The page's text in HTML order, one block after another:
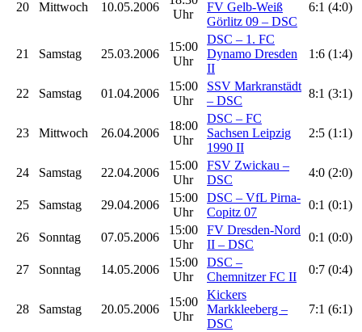
20 Mittwoch 10.05.2006
Uhr
FV Gelb-Weiß
Görlitz 09 – DSC
6:1 (4:0)
21 Samstag 25.03.2006
15:00
Uhr
DSC – 1. FC
Dynamo Dresden
II
1:6 (1:4)
22 Samstag 01.04.2006
15:00
Uhr
SSV Markranstädt
– DSC
8:1 (3:1)
23 Mittwoch 26.04.2006
18:00
Uhr
DSC – FC
Sachsen Leipzig
1990 II
2:5 (1:1)
24 Samstag 22.04.2006
15:00
Uhr
FSV Zwickau –
DSC
4:0 (2:0)
25 Samstag 29.04.2006
15:00
Uhr
DSC – VfL Pirna-
Copitz 07
0:1 (0:1)
26 Sonntag 07.05.2006
15:00
Uhr
FV Dresden-Nord
II – DSC
0:1 (0:0)
27 Sonntag 14.05.2006
15:00
Uhr
DSC –
Chemnitzer FC II
0:7 (0:4)
28 Samstag 20.05.2006
15:00
Uhr
Kickers
Markkleeberg –
DSC
7:1 (6:1)